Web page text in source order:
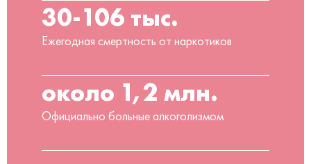
30-106 тыс.
Ежегодная смертность от наркотиков
около 1,2 млн.
Официально больные алкоголизмом